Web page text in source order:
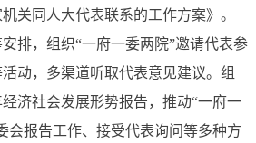
关同人大代表联系的工作方案》。
排，组织“一府一委两院”邀请代表参
动，多渠道听取代表意见建议。组
济社会发展形势报告，推动“一府一
会报告工作、接受代表询问等多种方